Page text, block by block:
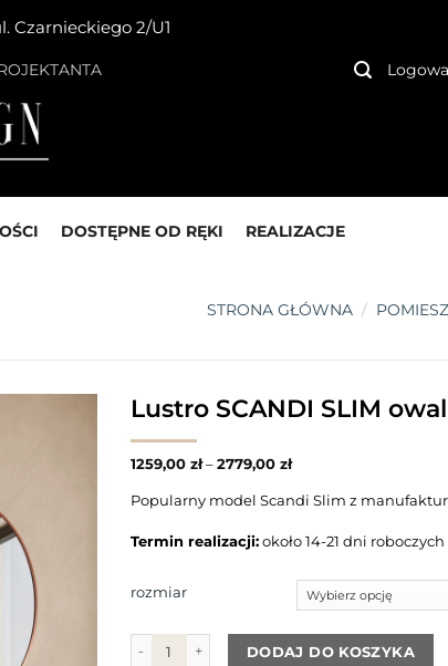
Czarnieckiego 2/U1
DOSTĘPNE OD RĘKI REALIZACJE
STRONA GŁÓWNA /
Lustro SCANDI SLIM
1259,00 zł–2779,00 zł
Popularny model Scandi Slim z
Termin realizacji:około 14-21 dni roboczych
rozmiar
ilość Lustro SCANDI SLIM owalne miedziane
DODAJ DO KOSZYKA